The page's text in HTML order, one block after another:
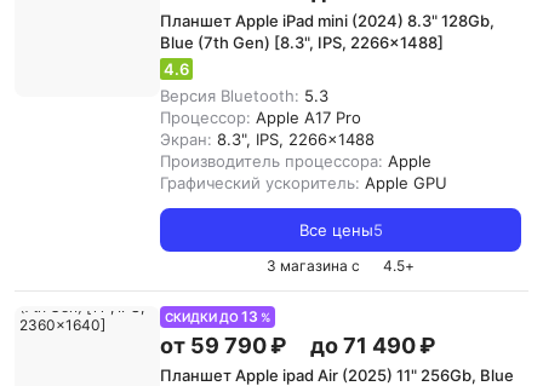
Планшет Apple iPad mini (2024) 8.3" 128Gb,
Blue (7th Gen) [8.3", IPS, 2266x1488]
4.6
Версия Bluetooth: 5.3
Процессор: Apple A17 Pro
Экран: 8.3", IPS, 2266x1488
Производитель процессора: Apple
Графический ускоритель: Apple GPU
Все цены5
3 магазина с 4.5+
СКИДКИ ДО13 %
от 59 790 ₽ до 71 490 ₽
Планшет Apple ipad Air (2025) 11" 256Gb, Blue